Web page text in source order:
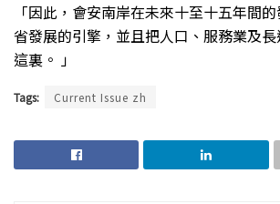
「因此，會安南岸在未來十至十五年間
省發展的引擎，並且把人口、服務業及
這裏。 」
Tags: Current Issue zh